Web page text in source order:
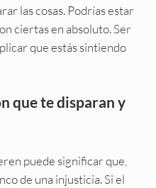
las cosas. Podrías estar
ciertas en absoluto. Ser
que estás sintiendo
que te disparan y
puede significar que,
de una injusticia. Si el